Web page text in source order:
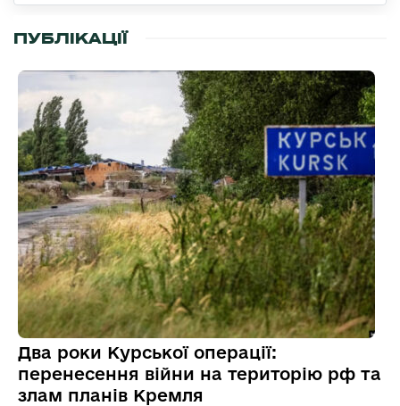
ПУБЛІКАЦІЇ
Два роки Курської операції:
перенесення війни на територію рф та
злам планів Кремля